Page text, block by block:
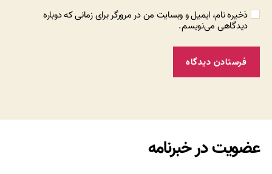
ذخیره نام، ایمیل و وبسایت من در مرورگر برای زمانی که دوباره
دیدگاهی می‌نویسم.
عضویت در خبرنامه